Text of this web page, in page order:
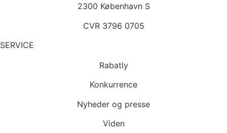
2300 København S
CVR 3796 0705
SERVICE
Rabatly
Konkurrence
Nyheder og presse
Viden